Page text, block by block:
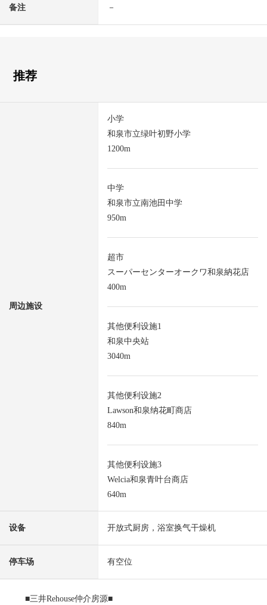
备注 －
推荐
周边施设
小学
和泉市立绿叶初野小学
1200m
中学
和泉市立南池田中学
950m
超市
スーパーセンターオークワ和泉納花店
400m
其他便利设施1
和泉中央站
3040m
其他便利设施2
Lawson和泉纳花町商店
840m
其他便利设施3
Welcia和泉青叶台商店
640m
设备 开放式厨房，浴室换气干燥机
停车场 有空位
■三井Rehouse仲介房源■